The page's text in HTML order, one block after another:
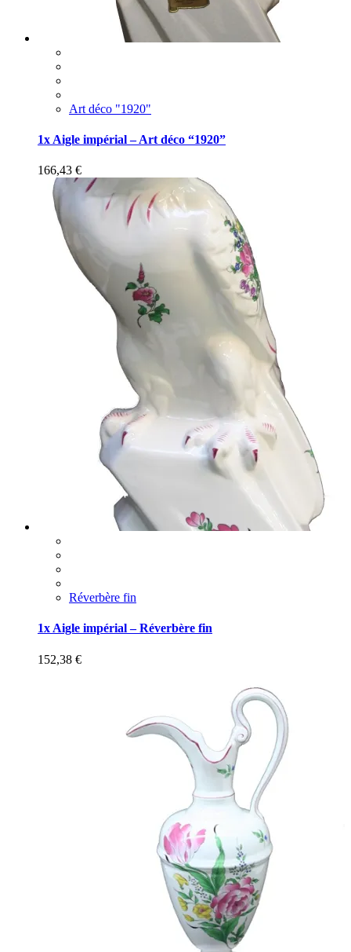
Art déco "1920"
1x Aigle impérial – Art déco “1920”
166,43 €
Réverbère fin
1x Aigle impérial – Réverbère fin
152,38 €